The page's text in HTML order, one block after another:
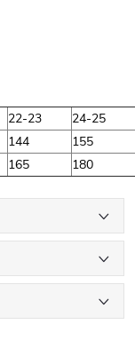
22-23
24-25
144
155
165 180